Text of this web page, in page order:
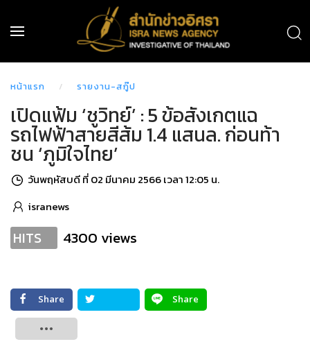
หน้าแรก รายงาน-สกู๊ป
เปิดแฟ้ม ‘ชูวิทย์’ : 5 ข้อสังเกตแฉ
รถไฟฟ้าสายสีส้ม 1.4 แสนล. ก่อนท้า
ชน ‘ภูมิใจไทย’
วันพฤหัสบดี ที่ 02 มีนาคม 2566 เวลา 12:05 น.
isranews
HITS 4300 views
Share
Share